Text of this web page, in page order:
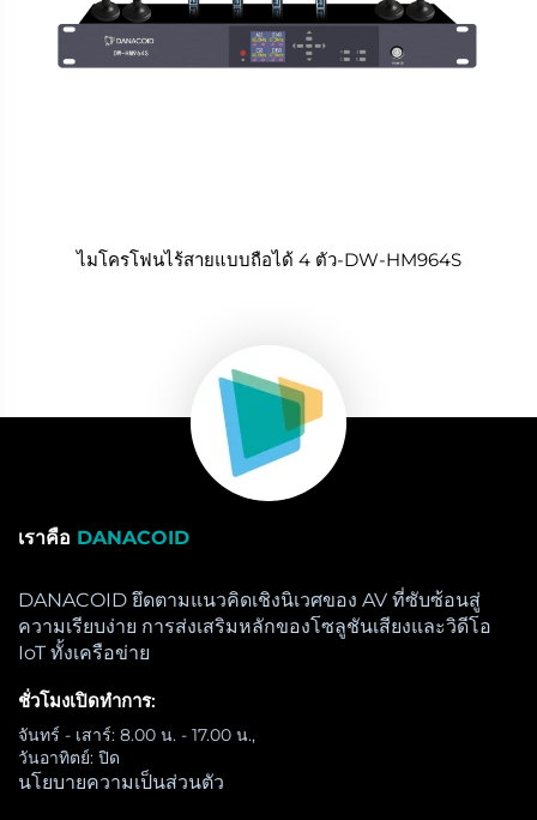
ไมโครโฟนไร้สายแบบถือได้ 4 ตัว-DW-HM964S
เราคือ DANACOID
DANACOID ยึดตามแนวคิดเชิงนิเวศของ AV ที่ซับซ้อนสู่
ความเรียบง่าย การส่งเสริมหลักของโซลูชันเสียงและวิดีโอ
IoT ทั้งเครือข่าย
ชั่วโมงเปิดทำการ:
จันทร์ - เสาร์: 8.00 น. - 17.00 น.,
วันอาทิตย์: ปิด
นโยบายความเป็นส่วนตัว